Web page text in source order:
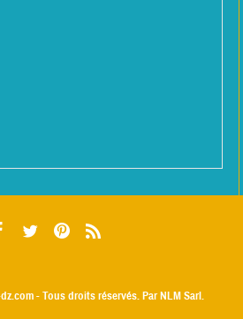
- Tous droits réservés. Par NLM Sarl.